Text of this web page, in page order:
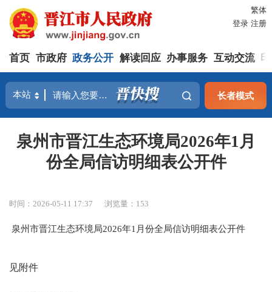
繁体
登录 注册
首页 市政府 政务公开 解读回应 办事服务 互动交流
长者模式
泉州市晋江生态环境局2026年1月
份全局信访明细表公开件
时间：2026-05-11 17:37 浏览量： 153
泉州市晋江生态环境局2026年1月份全局信访明细表公开件
见附件